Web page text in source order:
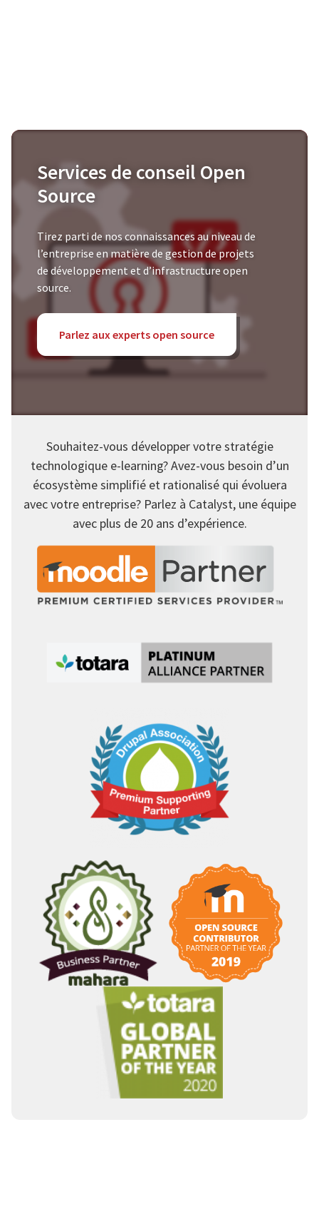
Services de conseil Open
Source
Tirez parti de nos connaissances au niveau de
l’entreprise en matière de gestion de projets
de développement et d’infrastructure open
source.
Parlez aux experts open source
Souhaitez-vous développer votre stratégie
technologique e-learning? Avez-vous besoin d’un
écosystème simplifié et rationalisé qui évoluera
avec votre entreprise? Parlez à Catalyst, une équipe
avec plus de 20 ans d’expérience.